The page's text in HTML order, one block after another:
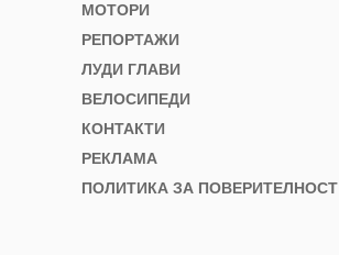
МОТОРИ
РЕПОРТАЖИ
ЛУДИ ГЛАВИ
ВЕЛОСИПЕДИ
КОНТАКТИ
РЕКЛАМА
ПОЛИТИКА ЗА ПОВЕРИТЕЛНОСТ